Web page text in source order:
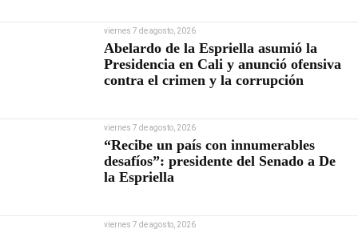
viernes 7 de agosto, 2026
Abelardo de la Espriella asumió la
Presidencia en Cali y anunció ofensiva
contra el crimen y la corrupción
viernes 7 de agosto, 2026
“Recibe un país con innumerables
desafíos”: presidente del Senado a De
la Espriella
viernes 7 de agosto, 2026